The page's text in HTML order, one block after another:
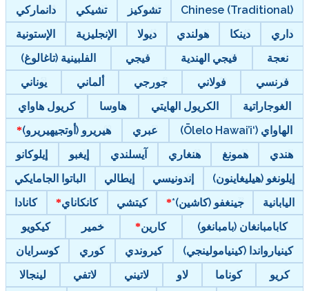
Chinese (Traditional)
تشوكيز تشيكي
دانماركي
داري
دينكا هولندي ديولا الإنجليزية
الإستونية
نعجة
فيجي الهندية فيجي
الفلبينية (تاغالوغ)
فرنسي
فولاني جورجي ألماني
يوناني
الغوجاراتية
الكريول الهايتي هاوسا
كريول هاواي
الهاواي (‘Ōlelo Hawai’i)
عبري
هيريرو (أوتجيهيريرو)
هندي
همونغ هنغاري آيسلندي إيغبو
إيلوكانو
إيلونغو (هيليغاينون)
إندونيسي إيطالي
الباتوا الجامايكي
اليابانية
جينغفو (كاشين)* كيتشي كانكاناي
كانادا
كابامبانغان (بامبانغو)
كارين خمير
كيكويو
كينيارواندا (كينيامولينجي)
كيروندي كوري
كوسرايان
كريو
كوناما لاو لاتيني لاتفي
لينجالا